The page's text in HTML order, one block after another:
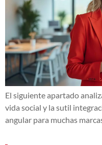
El siguiente apartado
vida social y la sutil
angular para muchas